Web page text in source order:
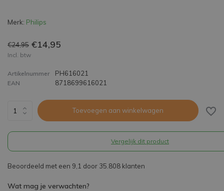
Merk: Philips
€24,95 €14,95
Incl. btw
Artikelnummer PH616021
EAN 8718699616021
Toevoegen aan winkelwagen
Vergelijk dit product
Beoordeeld met een 9,1 door 35.808 klanten
Wat mag je verwachten?